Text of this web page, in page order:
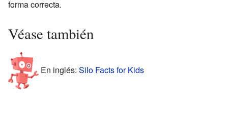
forma correcta.
Véase también
En inglés: Silo Facts for Kids